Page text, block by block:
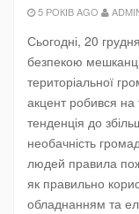
5 РОКІВ AGO
Сьогодні, 20
безпекою
територіальної
акцент робився на
тенденція до
необачність
людей правила
як правильно
обладнанням та